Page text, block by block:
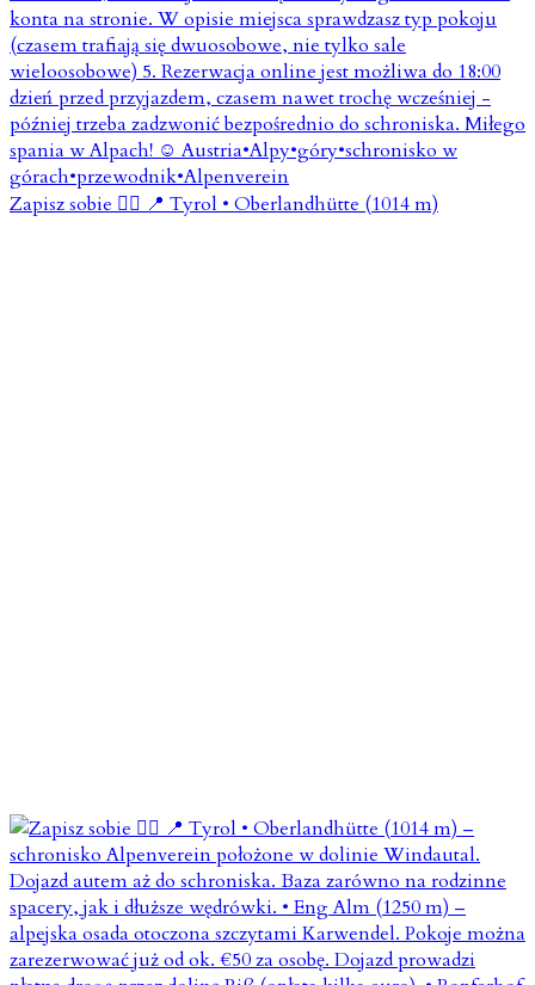
Zapisz sobie 👇🏼 📍 Tyrol • Oberlandhütte (1014 m)